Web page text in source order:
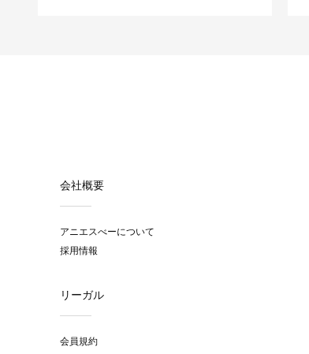
会社概要
アニエスべーについて
採用情報
リーガル
会員規約